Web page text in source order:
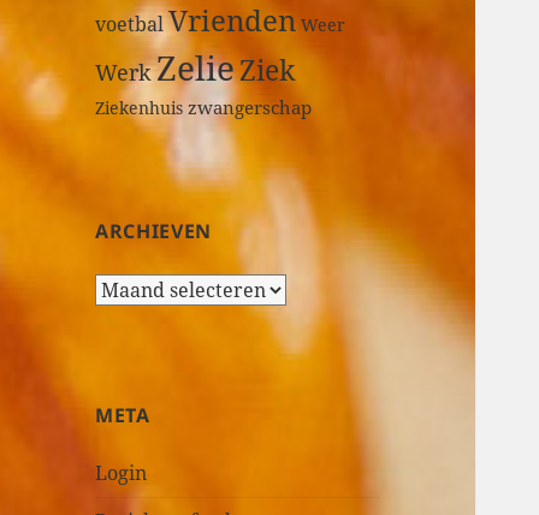
voetbalVrienden Weer
WerkZelieZiek
Ziekenhuis zwangerschap
ARCHIEVEN
A
i
v
META
Login